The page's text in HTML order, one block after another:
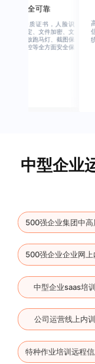
安全可靠
业权威资质证书，人脸识
、设备绑定、文件加密、文
水印、播放跑马灯、截图保
、权限管控等全方面安全保
中型企业
中型企业saas培
公司运营线上内